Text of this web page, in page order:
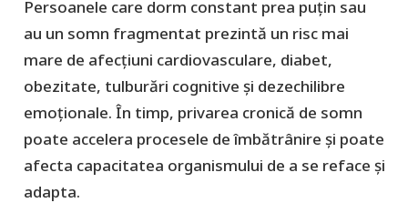
Persoanele care dorm constant prea puțin sau
au un somn fragmentat prezintă un risc mai
mare de afecțiuni cardiovasculare, diabet,
obezitate, tulburări cognitive și dezechilibre
emoționale. În timp, privarea cronică de somn
poate accelera procesele de îmbătrânire și poate
afecta capacitatea organismului de a se reface și
adapta.